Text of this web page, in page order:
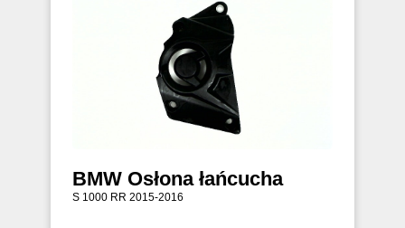
BMW Osłona łańcucha
S 1000 RR 2015-2016